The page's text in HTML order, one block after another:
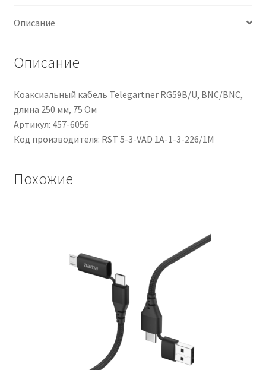
forma
Femmina
/
Maschio,
L.
1m
Описание
Описание
Коаксиальный кабель Telegartner RG59B/U, BNC/BNC,
длина 250 мм, 75 Ом
Артикул: 457-6056
Код производителя: RST 5-3-VAD 1A-1-3-226/1M
Похожие